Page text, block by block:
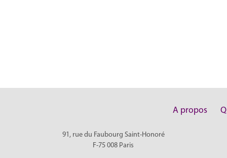
A propos
91, rue du Faubourg Saint-Honoré
F-75 008 Paris